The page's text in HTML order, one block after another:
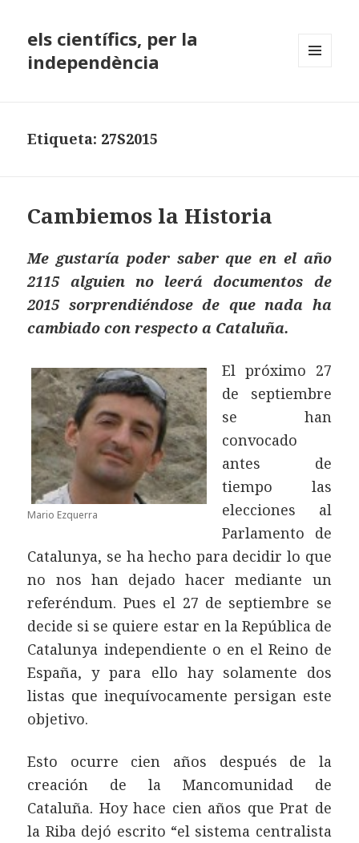
els científics, per la
independència
Etiqueta: 27S2015
Cambiemos la Historia
Me gustaría poder saber que en el año
2115 alguien no leerá documentos de
2015 sorprendiéndose de que nada ha
cambiado con respecto a Cataluña.
Mario Ezquerra
El próximo 27
de septiembre
se han
convocado
antes de
tiempo las
elecciones al
Parlamento de
Catalunya, se ha hecho para decidir lo que
no nos han dejado hacer mediante un
referéndum. Pues el 27 de septiembre se
decide si se quiere estar en la República de
Catalunya independiente o en el Reino de
España, y para ello hay solamente dos
listas que inequívocamente persigan este
objetivo.
Esto ocurre cien años después de la
creación de la Mancomunidad de
Cataluña. Hoy hace cien años que Prat de
la Riba dejó escrito “el sistema centralista